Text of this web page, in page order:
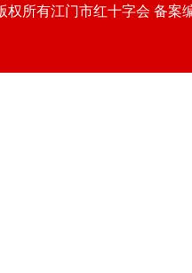
权所有江门市红十字会 备案